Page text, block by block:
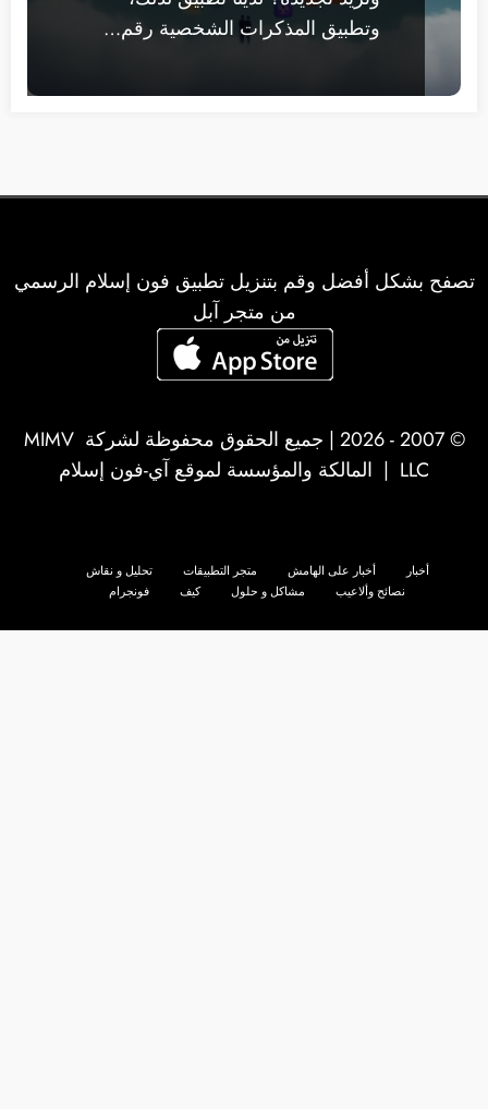
وتطبيق المذكرات الشخصية رقم…
تصفح بشكل أفضل وقم بتنزيل تطبيق فون إسلام الرسمي
من متجر آبل
© 2007 - 2026 | جميع الحقوق محفوظة لشركة
MIMV
LLC | المالكة والمؤسسة لموقع آي-فون إسلام
أخبار أخبار على الهامش متجر التطبيقات
تحليل و نقاش
نصائح وألاعيب
مشاكل و حلول كيف فونجرام